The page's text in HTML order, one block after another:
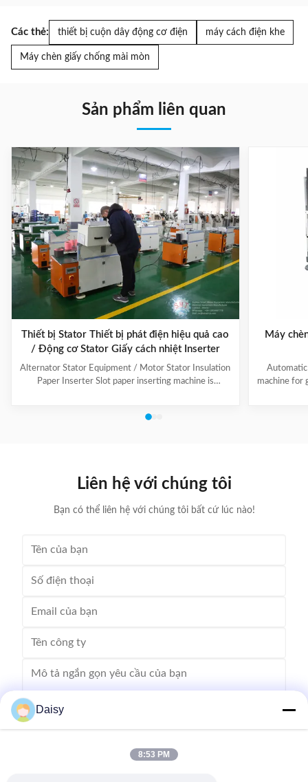
Các thẻ: thiết bị cuộn dây động cơ điện máy cách điện khe
Máy chèn giấy chống mài mòn
Sản phẩm liên quan
Thiết bị Stator Thiết bị phát điện hiệu quả cao
/ Động cơ Stator Giấy cách nhiệt Inserter
Alternator Stator Equipment / Motor Stator Insulation
Paper Inserter Slot paper inserting machine is
as paper feeding, forming, folding, inserting and stator
Stator I.D
Máy
machine for
Liên hệ với chúng tôi
Bạn có thể liên hệ với chúng tôi bất cứ lúc nào!
Gửi
Daisy
8:53 PM